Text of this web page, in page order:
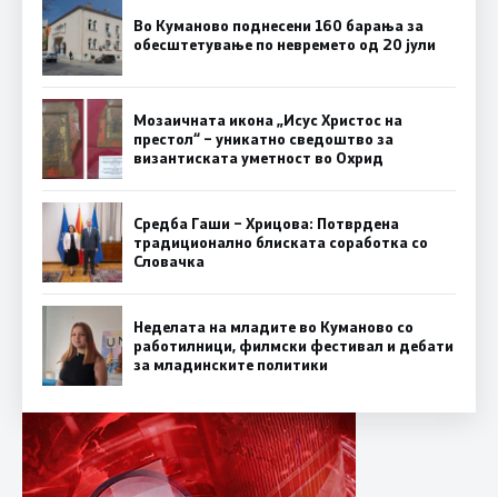
Во Куманово поднесени 160 барања за
обесштетување по невремето од 20 јули
Мозаичната икона „Исус Христос на
престол“ – уникатно сведоштво за
византиската уметност во Охрид
Средба Гаши – Хрицова: Потврдена
традиционално блиската соработка со
Словачка
Неделата на младите во Куманово со
работилници, филмски фестивал и дебати
за младинските политики